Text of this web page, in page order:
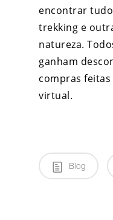
encontrar
trekking e
natureza.
ganham
compras
virtual.
Blog